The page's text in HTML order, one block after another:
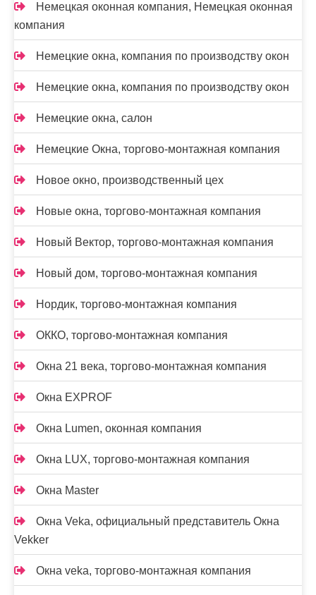
Немецкая оконная компания, Немецкая оконная
компания
Немецкие окна, компания по производству окон
Немецкие окна, компания по производству окон
Немецкие окна, салон
Немецкие Окна, торгово-монтажная компания
Новое окно, производственный цех
Новые окна, торгово-монтажная компания
Новый Вектор, торгово-монтажная компания
Новый дом, торгово-монтажная компания
Нордик, торгово-монтажная компания
ОККО, торгово-монтажная компания
Окна 21 века, торгово-монтажная компания
Окна EXPROF
Окна Lumen, оконная компания
Окна LUX, торгово-монтажная компания
Окна Master
Окна Veka, официальный представитель Окна
Vekker
Окна veka, торгово-монтажная компания